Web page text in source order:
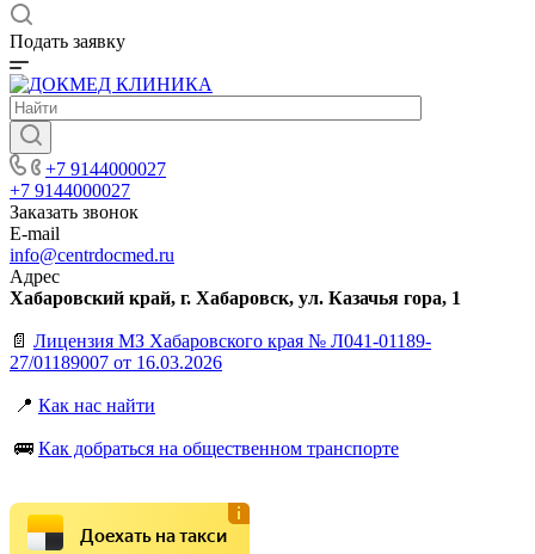
Подать заявку
+7 9144000027
+7 9144000027
Заказать звонок
E-mail
info@centrdocmed.ru
Адрес
Хабаровский край, г. Хабаровск, ул. Казачья гора, 1
📄 Лицензия МЗ Хабаровского края № Л041-01189-
27/01189007 от 16.03.2026
📍 Как нас найти
🚌 Как добраться на общественном транспорте
Доехать на такси